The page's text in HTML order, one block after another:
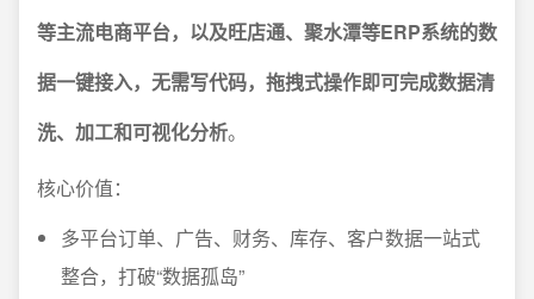
等主流电商平台，以及旺店通、聚水潭等ERP系统的数
据一键接入，无需写代码，拖拽式操作即可完成数据清
洗、加工和可视化分析。
核心价值：
多平台订单、广告、财务、库存、客户数据一站式
整合，打破“数据孤岛”